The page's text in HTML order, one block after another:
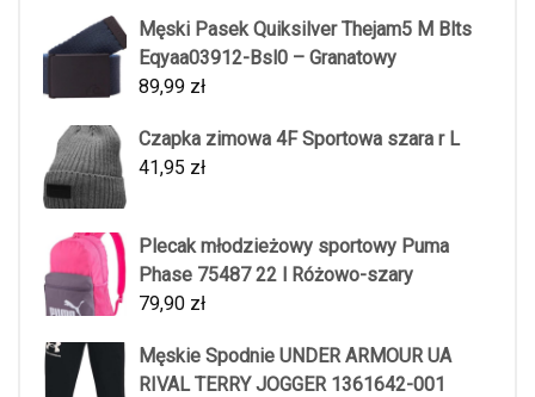
Męski Pasek Quiksilver Thejam5 M Blts
Eqyaa03912-Bsl0 – Granatowy
89,99 zł
Czapka zimowa 4F Sportowa szara r L
41,95 zł
Plecak młodzieżowy sportowy Puma
Phase 75487 22 l Różowo-szary
79,90 zł
Męskie Spodnie UNDER ARMOUR UA
RIVAL TERRY JOGGER 1361642-001